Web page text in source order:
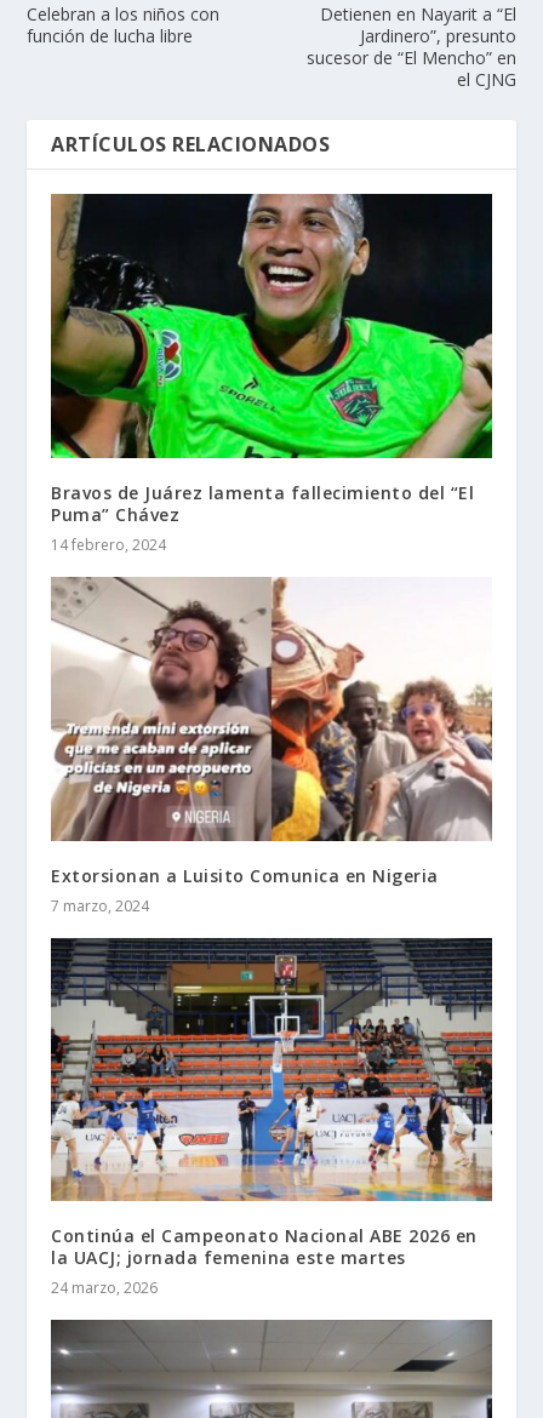
Celebran a los niños con
función de lucha libre
Detienen en Nayarit a “El
Jardinero”, presunto
sucesor de “El Mencho” en
el CJNG
ARTÍCULOS RELACIONADOS
Bravos de Juárez lamenta fallecimiento del “El
Puma” Chávez
14 febrero, 2024
Extorsionan a Luisito Comunica en Nigeria
7 marzo, 2024
Continúa el Campeonato Nacional ABE 2026 en
la UACJ; jornada femenina este martes
24 marzo, 2026